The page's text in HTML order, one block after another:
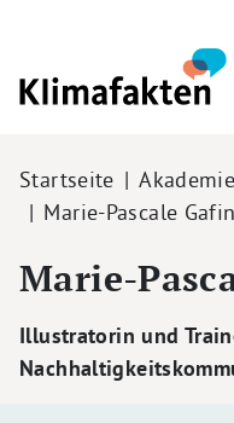
Pfadnavigation
Startseite Akademie
Marie-Pascale
Marie-
Illustratorin und